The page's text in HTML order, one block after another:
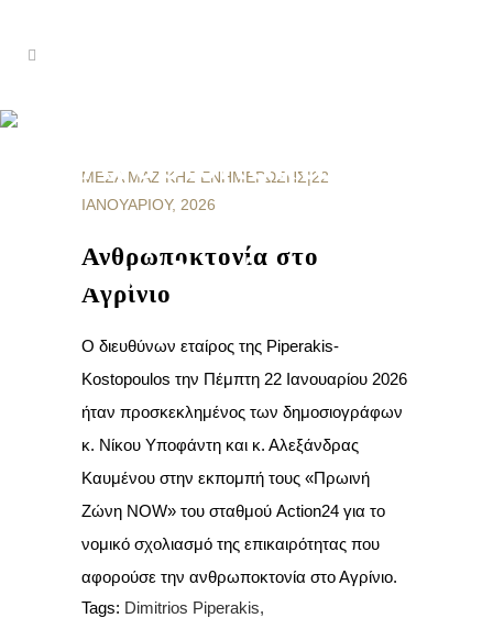
Ανθρωποκτονία
στο Αγρίνιο
ΜΈΣΑ ΜΑΖΙΚΉΣ ΕΝΗΜΈΡΩΣΗΣ |22
ΙΑΝΟΥΑΡΊΟΥ, 2026
Ανθρωποκτονία στο
Αγρίνιο
Ο διευθύνων εταίρος της Piperakis-
Kostopoulos την Πέμπτη 22 Ιανουαρίου 2026
ήταν προσκεκλημένος των δημοσιογράφων
κ. Νίκου Υποφάντη και κ. Αλεξάνδρας
Καυμένου στην εκπομπή τους «Πρωινή
Ζώνη NOW» του σταθμού Action24 για το
νομικό σχολιασμό της επικαιρότητας που
αφορούσε την ανθρωποκτονία στο Αγρίνιο.
Tags: Dimitrios Piperakis,